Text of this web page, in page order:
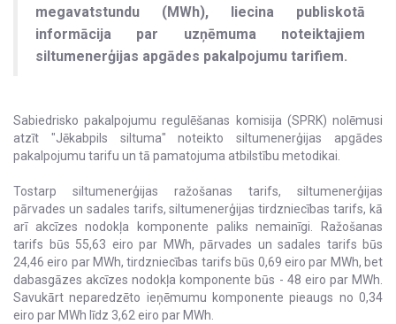
megavatstundu (MWh), liecina publiskotā
informācija par uzņēmuma noteiktajiem
siltumenerģijas apgādes pakalpojumu tarifiem.
Sabiedrisko pakalpojumu regulēšanas komisija (SPRK) nolēmusi
atzīt "Jēkabpils siltuma" noteikto siltumenerģijas apgādes
pakalpojumu tarifu un tā pamatojuma atbilstību metodikai.
Tostarp siltumenerģijas ražošanas tarifs, siltumenerģijas
pārvades un sadales tarifs, siltumenerģijas tirdzniecības tarifs, kā
arī akcīzes nodokļa komponente paliks nemainīgi. Ražošanas
tarifs būs 55,63 eiro par MWh, pārvades un sadales tarifs būs
24,46 eiro par MWh, tirdzniecības tarifs būs 0,69 eiro par MWh, bet
dabasgāzes akcīzes nodokļa komponente būs - 48 eiro par MWh.
Savukārt neparedzēto ieņēmumu komponente pieaugs no 0,34
eiro par MWh līdz 3,62 eiro par MWh.